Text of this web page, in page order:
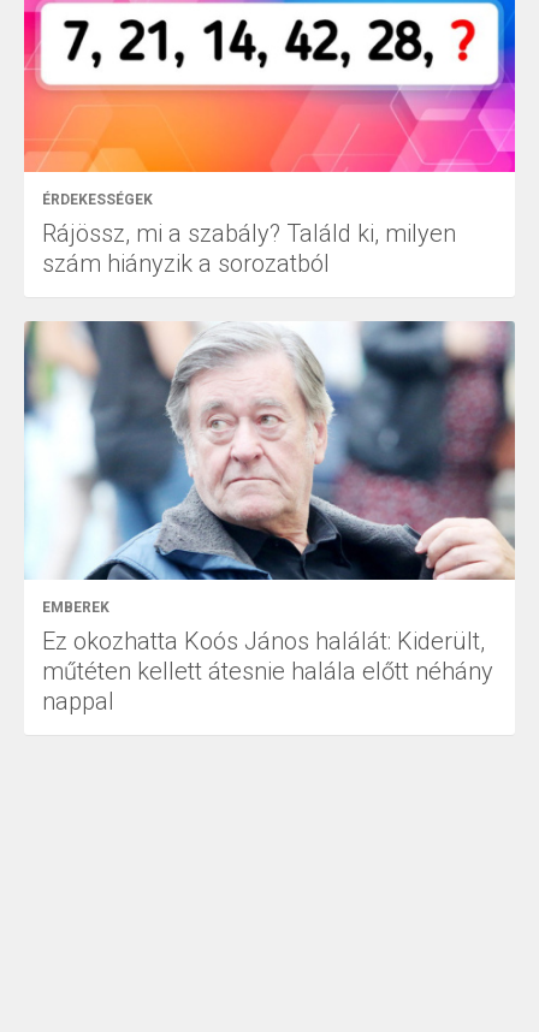
ÉRDEKESSÉGEK
Rájössz, mi a szabály? Találd ki, milyen
szám hiányzik a sorozatból
EMBEREK
Ez okozhatta Koós János halálát: Kiderült,
műtéten kellett átesnie halála előtt néhány
nappal